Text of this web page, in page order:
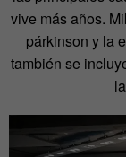
vive más años.
párkinson y la
también se